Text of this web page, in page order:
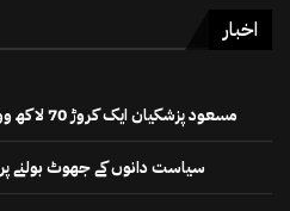
اخبار
مسعود پزشکیان ایک کروڑ 70 لاکھ ووٹ حاصل کرکے ایران کے صدر بن گئے
سیاست دانوں کے جھوٹ بولنے